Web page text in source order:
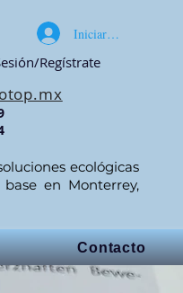
Regístrate
Iniciar sesión
ecológicas
en Monterrey,
Contacto